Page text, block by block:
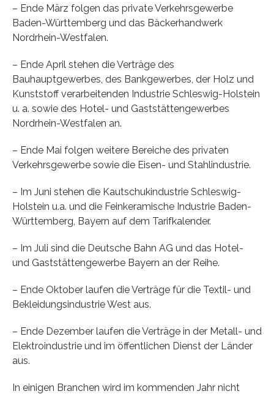
– Ende März folgen das private Verkehrsgewerbe
Baden-Württemberg und das Bäckerhandwerk
Nordrhein-Westfalen.
– Ende April stehen die Verträge des
Bauhauptgewerbes, des Bankgewerbes, der Holz und
Kunststoff verarbeitenden Industrie Schleswig-Holstein
u. a. sowie des Hotel- und Gaststättengewerbes
Nordrhein-Westfalen an.
– Ende Mai folgen weitere Bereiche des privaten
Verkehrsgewerbe sowie die Eisen- und Stahlindustrie.
– Im Juni stehen die Kautschukindustrie Schleswig-
Holstein u.a. und die Feinkeramische Industrie Baden-
Württemberg, Bayern auf dem Tarifkalender.
– Im Juli sind die Deutsche Bahn AG und das Hotel-
und Gaststättengewerbe Bayern an der Reihe.
– Ende Oktober laufen die Verträge für die Textil- und
Bekleidungsindustrie West aus.
– Ende Dezember laufen die Verträge in der Metall- und
Elektroindustrie und im öffentlichen Dienst der Länder
aus.
In einigen Branchen wird im kommenden Jahr nicht